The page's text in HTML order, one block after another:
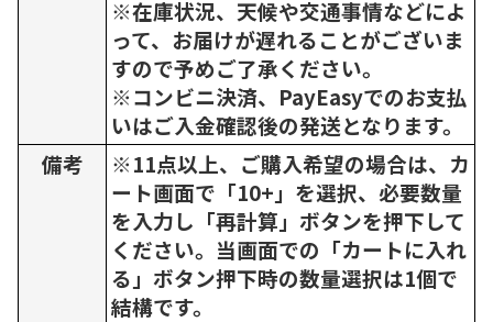
※在庫状況、天候や交通事情などによ
って、お届けが遅れることがございま
すので予めご了承ください。
※コンビニ決済、PayEasyでのお支払
いはご入金確認後の発送となります。
備考
※11点以上、ご購入希望の場合は、カ
ート画面で「10+」を選択、必要数量
を入力し「再計算」ボタンを押下して
ください。当画面での「カートに入れ
る」ボタン押下時の数量選択は1個で
結構です。